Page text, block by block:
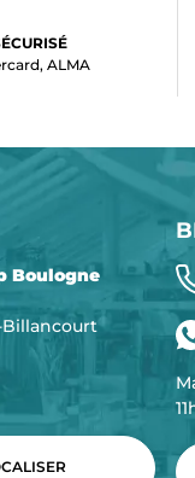
ALMA
Boulogne
Billancourt